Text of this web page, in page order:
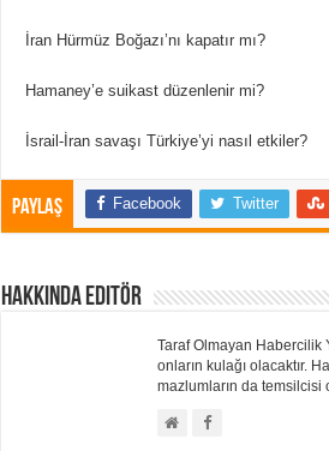
İran Hürmüz Boğazı’nı kapatır mı?
Hamaney’e suikast düzenlenir mi?
İsrail-İran savaşı Türkiye’yi nasıl etkiler?
Paylaş Facebook Twitter
Hakkında Editör
Taraf Olmayan Habercilik
onların kulağı olacaktır.
mazlumların da temsilcisi